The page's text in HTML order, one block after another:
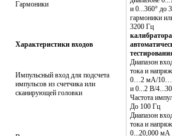
Гармоники
и 0...360° до
гармоники
3200 Гц
Характеристики входов
Импульсный вход для подсчета
импульсов из счетчика или
сканирующей головки
Диапазон
тока и
0…2 мА/
и 0...2 В/
Частота
До 100 Гц
Диапазон
тока и
0...20,000 мА